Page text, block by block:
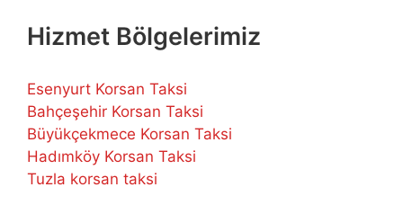
Hizmet Bölgelerimiz
Esenyurt Korsan Taksi
Bahçeşehir Korsan Taksi
Büyükçekmece Korsan Taksi
Hadımköy Korsan Taksi
Tuzla korsan taksi